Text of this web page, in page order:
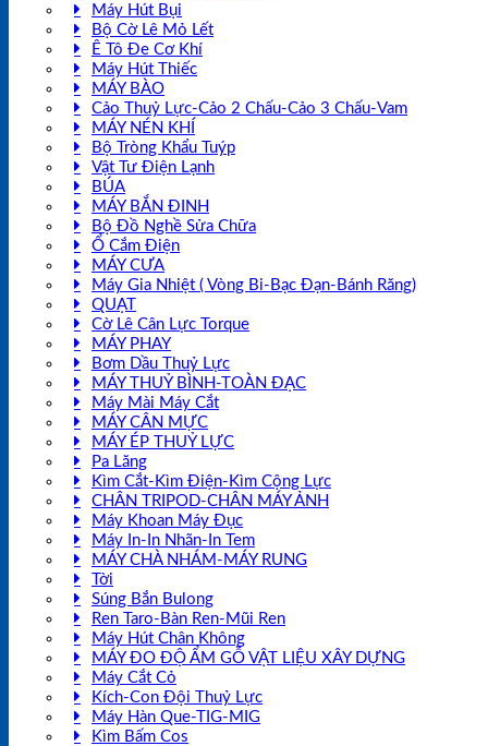
Máy Hút Bụi
Bộ Cờ Lê Mỏ Lết
Ê Tô Đe Cơ Khí
Máy Hút Thiếc
MÁY BÀO
Cảo Thuỷ Lực-Cảo 2 Chấu-Cảo 3 Chấu-Vam
MÁY NÉN KHÍ
Bộ Tròng Khẩu Tuýp
Vật Tư Điện Lạnh
BÚA
MÁY BẮN ĐINH
Bộ Đồ Nghề Sửa Chữa
Ổ Cắm Điện
MÁY CƯA
Máy Gia Nhiệt ( Vòng Bi-Bạc Đạn-Bánh Răng)
QUẠT
Cờ Lê Cân Lực Torque
MÁY PHAY
Bơm Dầu Thuỷ Lực
MÁY THUỶ BÌNH-TOÀN ĐẠC
Máy Mài Máy Cắt
MÁY CÂN MỰC
MÁY ÉP THUỶ LỰC
Pa Lăng
Kìm Cắt-Kìm Điện-Kìm Cộng Lực
CHÂN TRIPOD-CHÂN MÁY ẢNH
Máy Khoan Máy Đục
Máy In-In Nhãn-In Tem
MÁY CHÀ NHÁM-MÁY RUNG
Tời
Súng Bắn Bulong
Ren Taro-Bàn Ren-Mũi Ren
Máy Hút Chân Không
MÁY ĐO ĐỘ ẨM GỖ VẬT LIỆU XÂY DỰNG
Máy Cắt Cỏ
Kích-Con Đội Thuỷ Lực
Máy Hàn Que-TIG-MIG
Kìm Bấm Cos